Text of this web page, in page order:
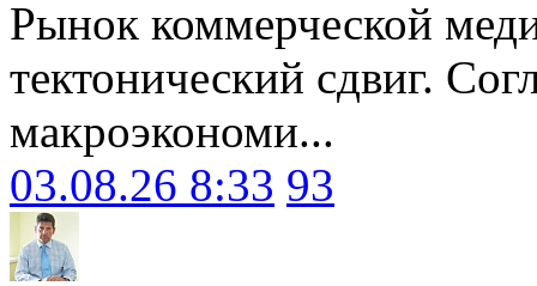
Рынок коммерческой
тектонический сдвиг.
макроэкономи...
03.08.26 8:33 93